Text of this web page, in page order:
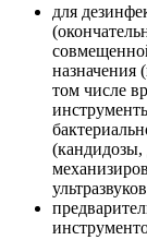
для
назначения
том числе